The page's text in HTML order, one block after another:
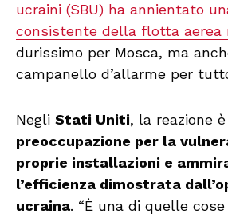
ucraini (SBU) ha annientato
consistente della flotta aerea
durissimo per Mosca, ma
campanello d’allarme per
Negli Stati Uniti, la reazione
preoccupazione per la
proprie installazioni e
l’efficienza dimostrata
ucraina. “È una di quelle